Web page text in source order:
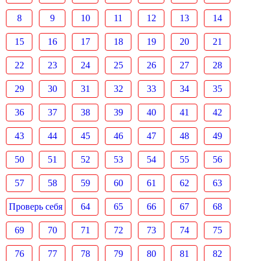
8 9 10 11 12 13 14
15 16 17 18 19 20 21
22 23 24 25 26 27 28
29 30 31 32 33 34 35
36 37 38 39 40 41 42
43 44 45 46 47 48 49
50 51 52 53 54 55 56
57 58 59 60 61 62 63
Проверь себя 64 65 66 67 68
69 70 71 72 73 74 75
76 77 78 79 80 81 82